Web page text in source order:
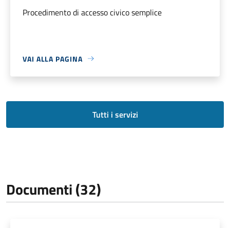
Procedimento di accesso civico semplice
VAI ALLA PAGINA
Tutti i servizi
Documenti (32)